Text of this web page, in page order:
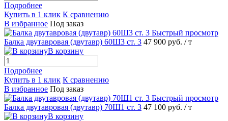
Подробнее
Купить в 1 клик К сравнению
В избранное Под заказ
Быстрый просмотр
Балка двутавровая (двутавр) 60Ш3 ст. 3 47 900 руб. / т
В корзину
Подробнее
Купить в 1 клик К сравнению
В избранное Под заказ
Быстрый просмотр
Балка двутавровая (двутавр) 70Ш1 ст. 3 47 100 руб. / т
В корзину